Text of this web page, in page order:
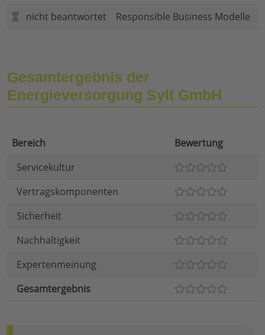
nicht beantwortet
Responsible Business Modelle
Gesamtergebnis der
Energieversorgung Sylt GmbH
Bereich
Bewertung
Servicekultur
Vertragskomponenten
Sicherheit
Nachhaltigkeit
Expertenmeinung
Gesamtergebnis